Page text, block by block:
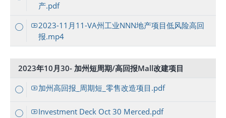
产.pdf
2023-11月11-VA州工业NNN地产项目低风险高回
报.mp4
2023年10月30- 加州短周期/高回报Mall改建项目
加州高回报_周期短_零售改造项目.pdf
Investment Deck Oct 30 Merced.pdf